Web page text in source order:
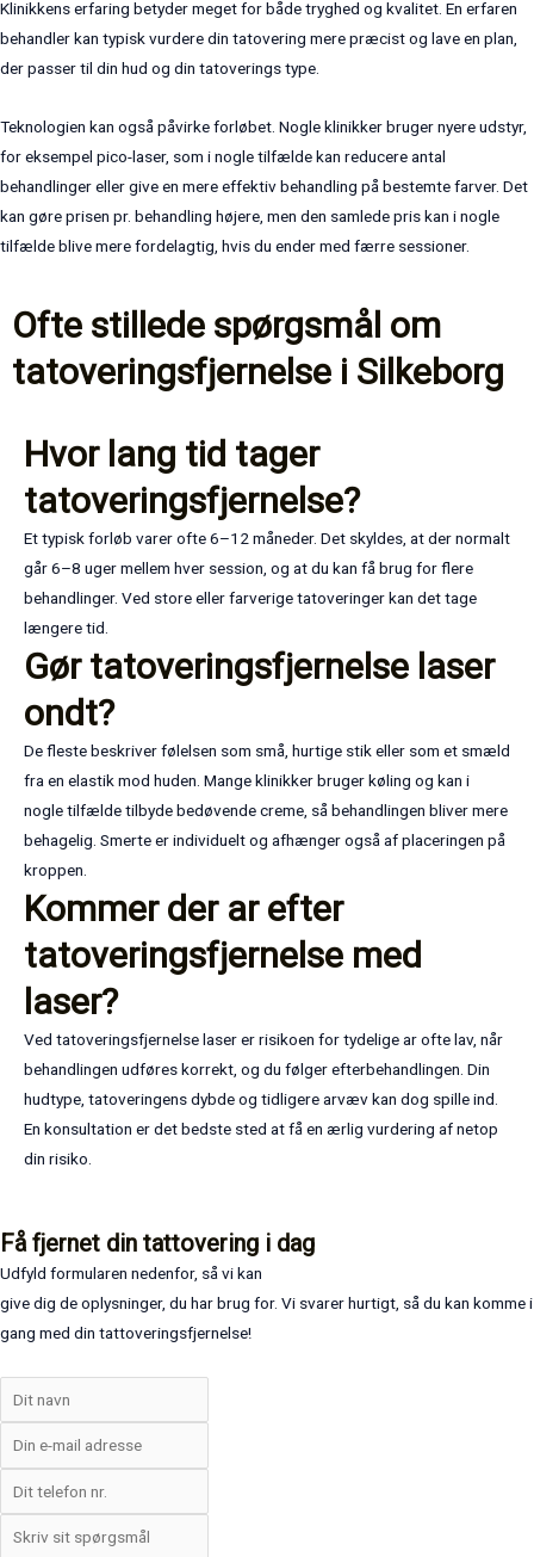
Klinikkens erfaring betyder meget for både tryghed og kvalitet. En erfaren
behandler kan typisk vurdere din tatovering mere præcist og lave en plan,
der passer til din hud og din tatoverings type.
Teknologien kan også påvirke forløbet. Nogle klinikker bruger nyere udstyr,
for eksempel pico-laser, som i nogle tilfælde kan reducere antal
behandlinger eller give en mere effektiv behandling på bestemte farver. Det
kan gøre prisen pr. behandling højere, men den samlede pris kan i nogle
tilfælde blive mere fordelagtig, hvis du ender med færre sessioner.
Ofte stillede spørgsmål om
tatoveringsfjernelse i Silkeborg
Hvor lang tid tager
tatoveringsfjernelse?
Et typisk forløb varer ofte 6–12 måneder. Det skyldes, at der normalt
går 6–8 uger mellem hver session, og at du kan få brug for flere
behandlinger. Ved store eller farverige tatoveringer kan det tage
længere tid.
Gør tatoveringsfjernelse laser
ondt?
De fleste beskriver følelsen som små, hurtige stik eller som et smæld
fra en elastik mod huden. Mange klinikker bruger køling og kan i
nogle tilfælde tilbyde bedøvende creme, så behandlingen bliver mere
behagelig. Smerte er individuelt og afhænger også af placeringen på
kroppen.
Kommer der ar efter
tatoveringsfjernelse med
laser?
Ved tatoveringsfjernelse laser er risikoen for tydelige ar ofte lav, når
behandlingen udføres korrekt, og du følger efterbehandlingen. Din
hudtype, tatoveringens dybde og tidligere arvæv kan dog spille ind.
En konsultation er det bedste sted at få en ærlig vurdering af netop
din risiko.
Få fjernet din tattovering i dag
Udfyld formularen nedenfor, så vi kan
give dig de oplysninger, du har brug for. Vi svarer hurtigt, så du kan komme i
gang med din tattoveringsfjernelse!